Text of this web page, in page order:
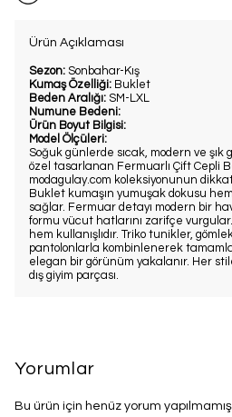
Ürün Açıklaması
Sezon: Sonbahar-Kış
Kumaş Özelliği: Buklet
Beden Aralığı: SM-LXL
Numune Bedeni:
Ürün Boyut Bilgisi:
Model Ölçüleri:
Soğuk günlerde sıcak, modern ve
özel tasarlanan Fermuarlı Çift Cepli
modagulay.com koleksiyonunun
Buklet kumaşın yumuşak dokusu
sağlar. Fermuar detayı modern bir
formu vücut hatlarını zarifçe
hem kullanışlıdır. Triko tunikler,
pantolonlarla kombinlenerek
elegan bir görünüm yakalanır. Her
dış giyim parçası.
Yorumlar
Bu ürün için henüz yorum